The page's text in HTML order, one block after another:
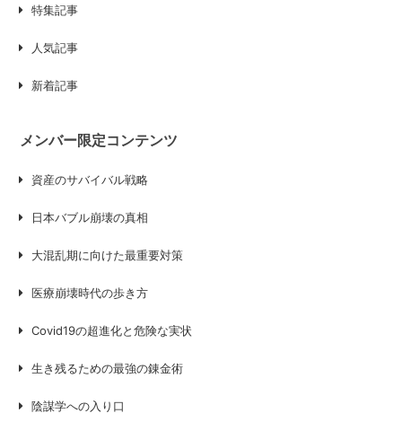
特集記事
人気記事
新着記事
メンバー限定コンテンツ
資産のサバイバル戦略
日本バブル崩壊の真相
大混乱期に向けた最重要対策
医療崩壊時代の歩き方
Covid19の超進化と危険な実状
生き残るための最強の錬金術
陰謀学への入り口